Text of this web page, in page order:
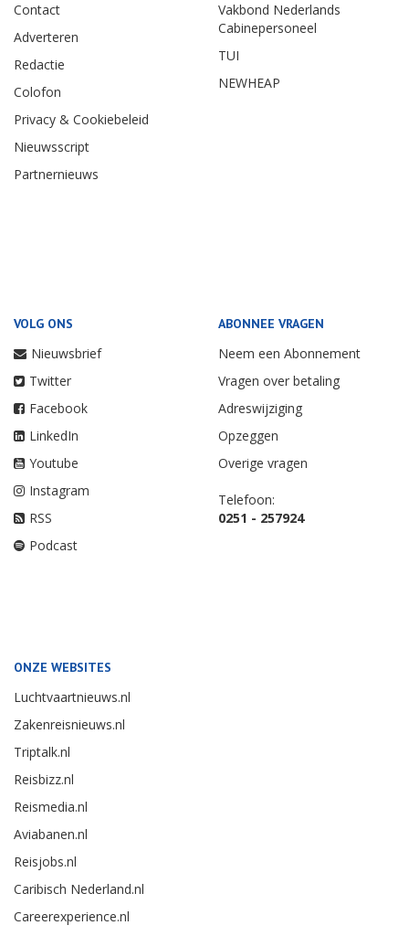
Contact
Adverteren
Redactie
Colofon
Privacy & Cookiebeleid
Nieuwsscript
Partnernieuws
Vakbond Nederlands
Cabinepersoneel
TUI
NEWHEAP
VOLG ONS
Nieuwsbrief
Twitter
Facebook
LinkedIn
Youtube
Instagram
RSS
Podcast
ABONNEE VRAGEN
Neem een Abonnement
Vragen over betaling
Adreswijziging
Opzeggen
Overige vragen
Telefoon:
0251 - 257924
ONZE WEBSITES
Luchtvaartnieuws.nl
Zakenreisnieuws.nl
Triptalk.nl
Reisbizz.nl
Reismedia.nl
Aviabanen.nl
Reisjobs.nl
Caribisch Nederland.nl
Careerexperience.nl